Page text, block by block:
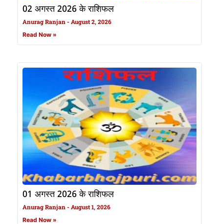
02 अगस्त 2026 के राशिफल
Anurag Ranjan August 2, 2026
Read Now »
01 अगस्त 2026 के राशिफल
Anurag Ranjan August 1, 2026
Read Now »